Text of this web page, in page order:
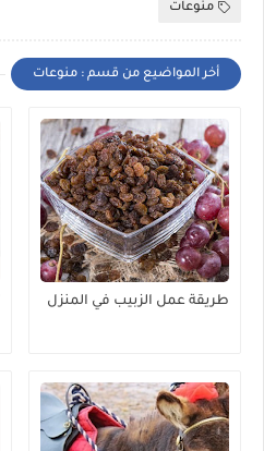
منوعات
أخر المواضيع من قسم : منوعات
طريقة عمل الزبيب في المنزل